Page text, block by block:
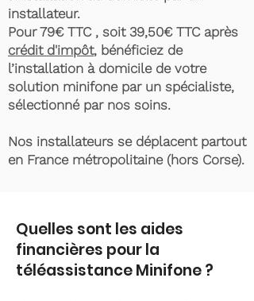
installateur.
Pour 79€ TTC , soit 39,50€ TTC après
crédit d'impôt, bénéficiez de
l’installation à domicile de votre
solution minifone par un spécialiste,
sélectionné par nos soins.
Nos installateurs se déplacent partout
en France métropolitaine (hors Corse).
Quelles sont les aides
financières pour la
téléassistance Minifone ?